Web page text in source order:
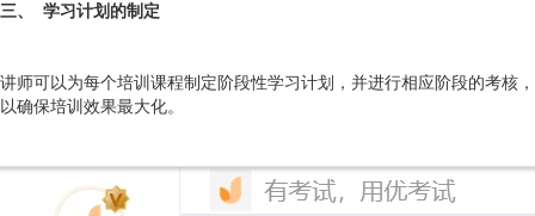
三、 学习计划的制定
讲师可以为每个培训课程制定阶段性学习计划，并进行相应阶段的考核，
以确保培训效果最大化。